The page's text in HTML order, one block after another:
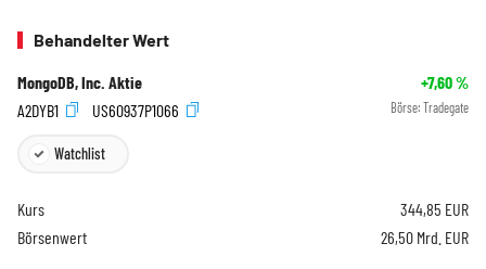
Behandelter Wert
MongoDB, Inc. Aktie +7,60%
A2DYB1
US60937P1066 Börse: Tradegate
Watchlist
Kurs 344,85 EUR
Börsenwert
26,50 Mrd. EUR